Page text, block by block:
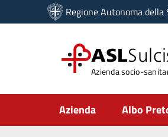
Vai ai contenuti
Vai al menu di navigazione
Regione Autonoma della
ASL
Azienda socio-
Submenu
Azienda Albo